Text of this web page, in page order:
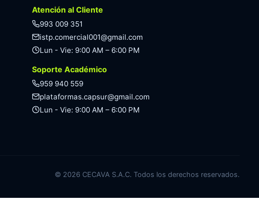
Atención al Cliente
993 009 351
istp.comercial001@gmail.com
Lun - Vie: 9:00 AM – 6:00 PM
Soporte Académico
959 940 559
plataformas.capsur@gmail.com
Lun - Vie: 9:00 AM – 6:00 PM
© 2026 CECAVA S.A.C. Todos los derechos reservados.